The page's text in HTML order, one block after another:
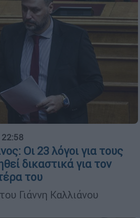
Οι 23 λόγοι για τους
δικαστικά για τον
του
Γιάννη Καλλιάνου